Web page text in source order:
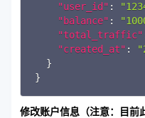
"user_id" :
"balance" :
"total_traffic"
"created_at" :
}
}
修改账户信息（注意：目前